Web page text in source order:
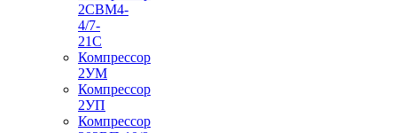
2СВМ4-
4/7-
21С
Компрессор
2УМ
Компрессор
2УП
Компрессор